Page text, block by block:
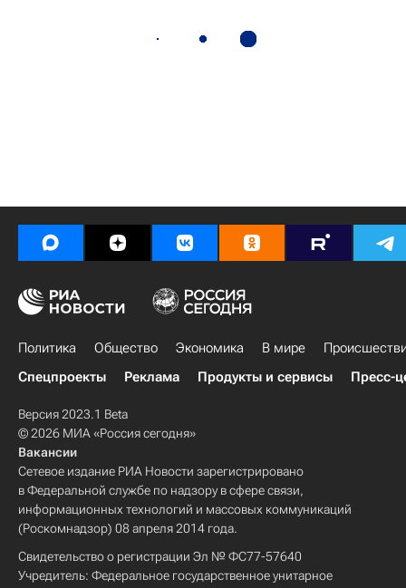
Политика Общество Экономика В мире
Спецпроекты
Реклама Продукты и сервисы Пресс-
Версия 2023.1 Beta
© 2026 МИА «Россия сегодня»
Вакансии
Сетевое издание РИА Новости зарегистрировано
в Федеральной службе по надзору в сфере связи,
информационных технологий и массовых коммуникаций
(Роскомнадзор) 08 апреля 2014 года.
Свидетельство о регистрации Эл № ФС77-57640
Учредитель: Федеральное государственное унитарное